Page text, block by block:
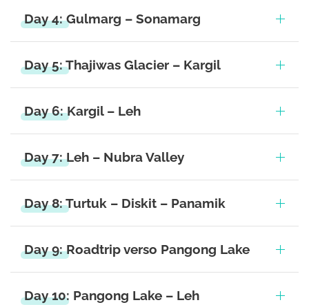
Day 4: Gulmarg – Sonamarg
Day 5: Thajiwas Glacier – Kargil
Day 6: Kargil – Leh
Day 7: Leh – Nubra Valley
Day 8: Turtuk – Diskit – Panamik
Day 9: Roadtrip verso Pangong Lake
Day 10: Pangong Lake – Leh